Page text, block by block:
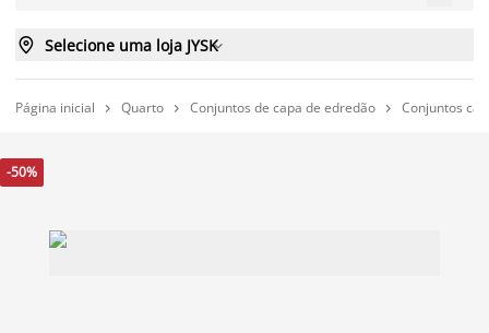
 Selecione uma loja JYSK
Página inicial  Quarto  Conjuntos de capa de edredão  Conjuntos
-50%